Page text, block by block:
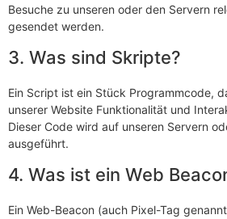
Besuche zu unseren oder den Servern
gesendet werden.
3. Was sind Skripte?
Ein Script ist ein Stück Programmcode,
unserer Website Funktionalität und
Dieser Code wird auf unseren Servern
ausgeführt.
4. Was ist ein Web
Ein Web-Beacon (auch Pixel-Tag